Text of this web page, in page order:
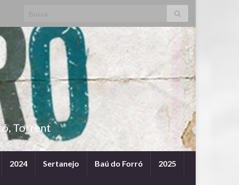
Search for:
Torrent
2024 Sertanejo Baú do Forró 2025